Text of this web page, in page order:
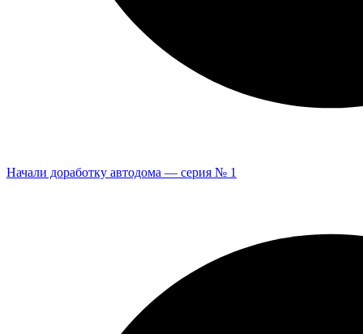
Начали доработку автодома — серия № 1